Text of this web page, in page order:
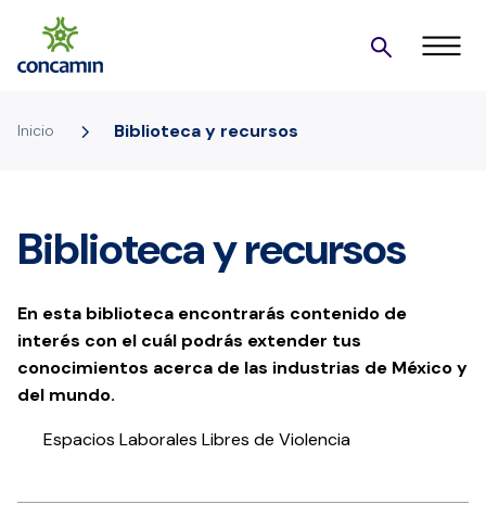
Inicio 5 Biblioteca y recursos
Biblioteca y recursos
En esta biblioteca encontrarás contenido de
interés con el cuál podrás extender tus
conocimientos acerca de las industrias de México y
del mundo.
Espacios Laborales Libres de Violencia